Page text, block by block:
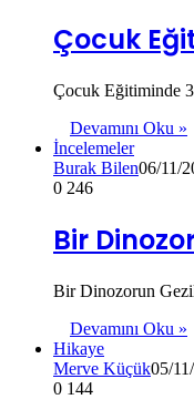
Çocuk
Çocuk Eğitiminde
Devamını Oku »
İncelemeler
Burak Bilen06/11/
0 246
Bir
Bir Dinozorun
Devamını Oku »
Hikaye
Merve Küçük05/
0 144